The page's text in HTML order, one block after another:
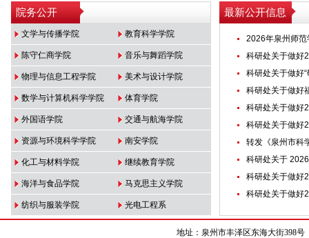
院务公开
文学与传播学院
陈守仁商学院
物理与信息工程学院
数学与计算机科学学院
外国语学院
资源与环境科学学院
化工与材料学院
海洋与食品学院
纺织与服装学院
教育科学学院
音乐与舞蹈学院
美术与设计学院
体育学院
交通与航海学院
南安学院
继续教育学院
马克思主义学院
光电工程系
最新公开信息
2026年泉州师
科研处关于做好
科研处关于做好
科研处关于做好
科研处关于做好
科研处关于做好
转发《泉州市科
科研处关于
科研处关于做好
科研处关于做好
地址：泉州市丰泽区东海大街398号